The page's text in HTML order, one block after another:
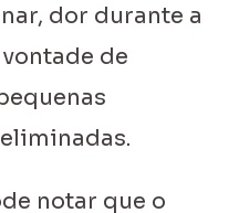
dor durante a
de
notar que o